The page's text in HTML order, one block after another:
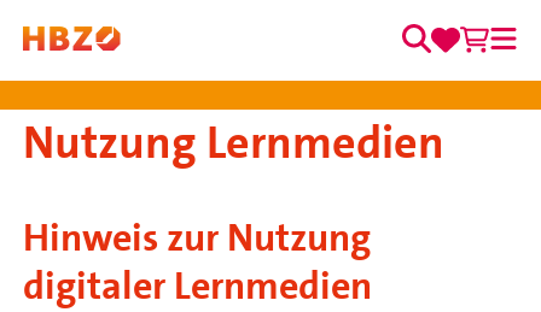
Zum Inhalt springen
Hauptnavigation Suche
Nutzung Lernmedien
Hinweis zur Nutzung
digitaler Lernmedien